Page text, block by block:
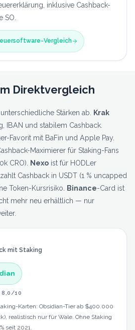
inklusive Cashback-
SO.
Vergleich
Direktvergleich
Stärken ab.
Krak
IBAN und stabilem Cashback.
Favorit mit BaFin und Apple Pay.
Maximierer für Staking-Fans
CRO).
Nexo ist für HODLer
zahlt Cashback in USDT (1 % uncapped
Token-Kursrisiko.
Binance-Card ist
mehr neu erhältlich — nur
mit Staking
8,0/10
Karten: Obsidian-Tier ab $400.000
realistisch nur für Wale. Ohne Staking
seit 2021.